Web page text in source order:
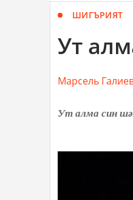
ШИГЪРИЯТ
Ут
Марсель
Ут алма син